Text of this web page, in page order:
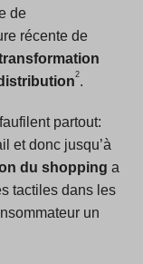
de
récente de
2.
partout:
et donc jusqu’à
du shopping a
tactiles dans les
un